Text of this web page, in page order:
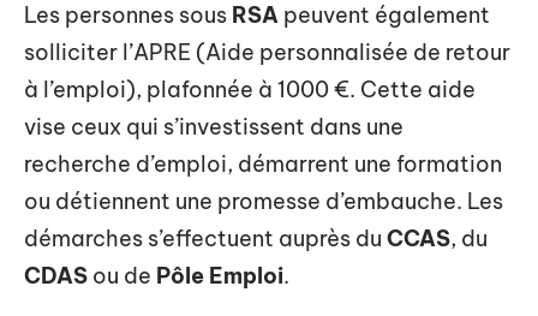
Les personnes sous RSA peuvent également
solliciter l’APRE (Aide personnalisée de retour
à l’emploi), plafonnée à 1000 €. Cette aide
vise ceux qui s’investissent dans une
recherche d’emploi, démarrent une formation
ou détiennent une promesse d’embauche. Les
démarches s’effectuent auprès du CCAS, du
CDAS ou de Pôle Emploi.